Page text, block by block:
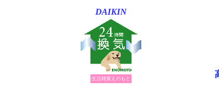
DAIKIN
生活雑貨えのもと